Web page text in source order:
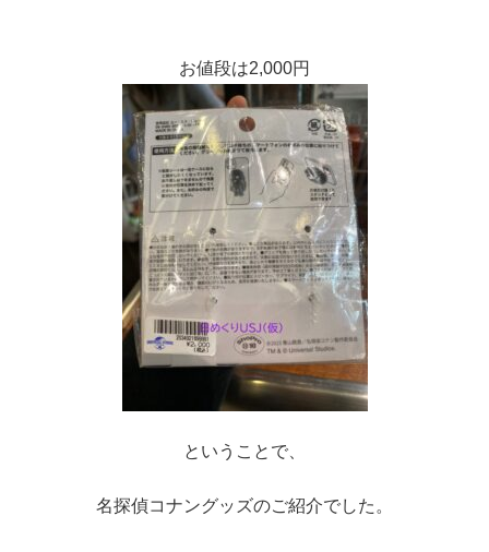
お値段は2,000円
ということで、
名探偵コナングッズのご紹介でした。